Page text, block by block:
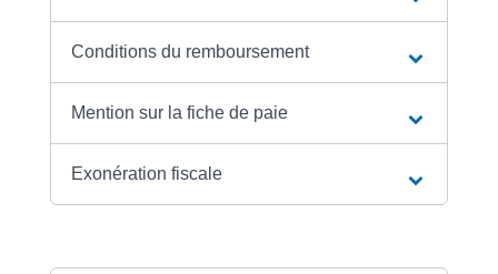
Conditions du remboursement
Mention sur la fiche de paie
Exonération fiscale